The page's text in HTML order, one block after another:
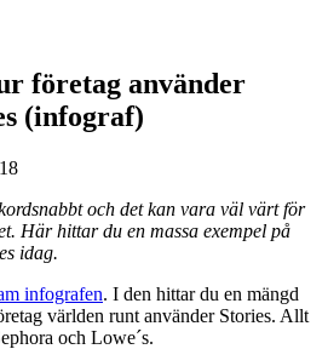
företag använder
(infograf)
och det kan vara väl värt för
Här hittar du en massa exempel på
idag.
infografen. I den hittar du en mängd
världen runt använder Stories. Allt
och Lowe´s.